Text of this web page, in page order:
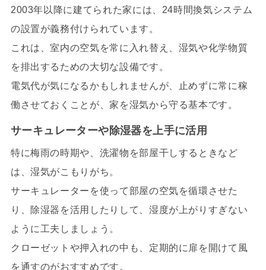
2003年以降に建てられた家には、24時間換気システム
の設置が義務付けられています。
これは、室内の空気を常に入れ替え、湿気や化学物質
を排出するための大切な設備です。
電気代が気になるかもしれませんが、止めずに常に稼
働させておくことが、家を湿気から守る基本です。
サーキュレーターや除湿器を上手に活用
特に梅雨の時期や、洗濯物を部屋干しするときなど
は、湿気がこもりがち。
サーキュレーターを使って部屋の空気を循環させた
り、除湿器を活用したりして、湿度が上がりすぎない
ように工夫しましょう。
クローゼットや押入れの中も、定期的に扉を開けて風
を通すのがおすすめです。